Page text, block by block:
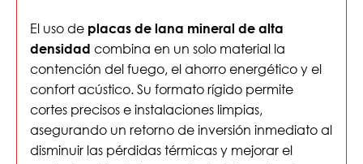
El uso de placas de lana mineral de alta
densidad combina en un solo material la
contención del fuego, el ahorro energético y el
confort acústico. Su formato rígido permite
cortes precisos e instalaciones limpias,
asegurando un retorno de inversión inmediato al
disminuir las pérdidas térmicas y mejorar el